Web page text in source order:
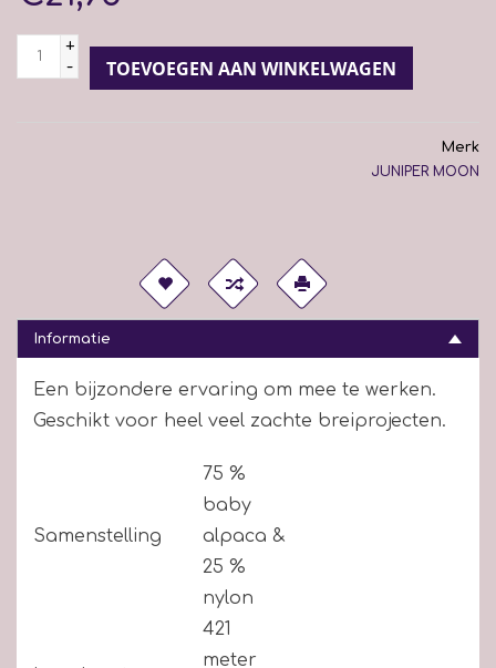
+
-
TOEVOEGEN AAN WINKELWAGEN
Merk
JUNIPER MOON
Informatie
Een bijzondere ervaring om mee te werken.
Geschikt voor heel veel zachte breiprojecten.
Samenstelling
75 %
baby
alpaca &
25 %
nylon
421
meter